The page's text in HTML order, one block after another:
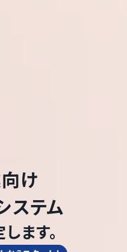
向け
ステム
ます。